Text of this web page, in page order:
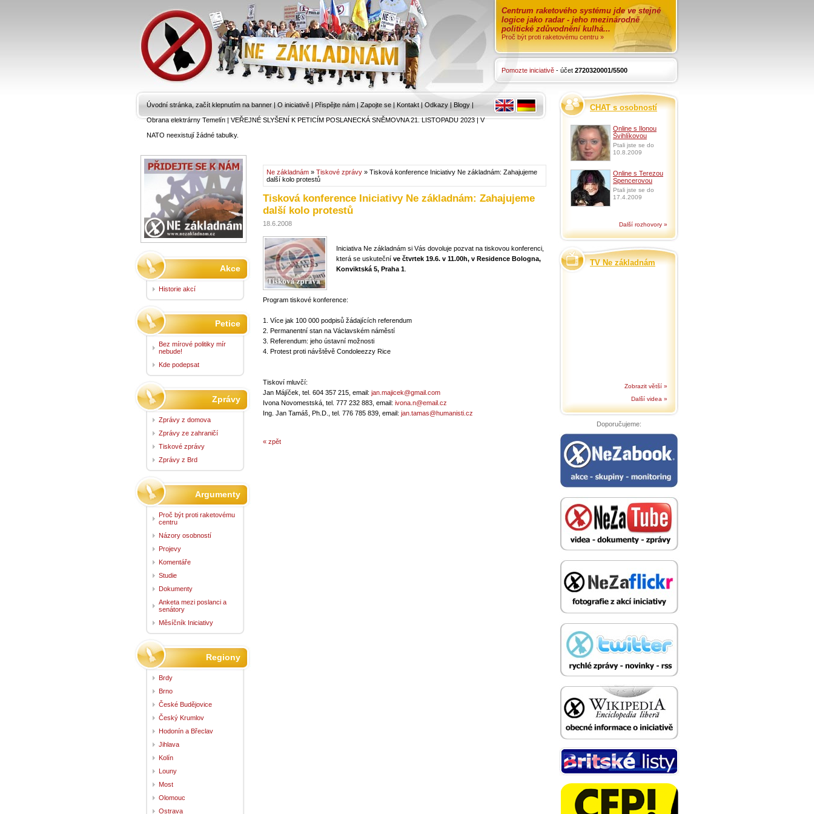
Centrum raketového systému jde ve stejné
logice jako radar - jeho mezinárodně
politické zdůvodnění kulhá...
Proč být proti raketovému centru »
Pomozte iniciativě - účet 2720320001/5500
Úvodní stránka, začít klepnutím na banner | O iniciativě | Přispějte nám | Zapojte se | Kontakt | Odkazy | Blogy |
Obrana elektrárny Temelín|VEŘEJNÉ SLYŠENÍ K PETICÍM POSLANECKÁ SNĚMOVNA 21. LISTOPADU 2023|V
NATO neexistují žádné tabulky.
Ne základnám » Tiskové zprávy » Tisková konference Iniciativy Ne základnám: Zahajujeme
další kolo protestů
Tisková konference Iniciativy Ne základnám: Zahajujeme
další kolo protestů
18.6.2008
Iniciativa Ne základnám si Vás dovoluje pozvat na tiskovou konferenci,
která se uskuteční ve čtvrtek 19.6. v 11.00h, v Residence Bologna,
Konviktská 5, Praha 1
Program tiskové konference:
1. Více jak 100 000 podpisů žádajících referendum
2. Permanentní stan na Václavském náměstí
3. Referendum: jeho ústavní možnosti
4. Protest proti návštěvě Condoleezzy Rice
Tiskoví mluvčí:
Jan Májíček, tel. 604 357 215, email: jan.majicek@gmail.com
Ivona Novomestská, tel. 777 232 883, email: ivona.n@email.cz
Ing. Jan Tamáš, Ph.D., tel. 776 785 839, email: jan.tamas@humanisti.cz
« zpět
Akce
Historie akcí
Petice
Bez mírové politiky mír
nebude!
Kde podepsat
Zprávy
Zprávy z domova
Zprávy ze zahraničí
Tiskové zprávy
Zprávy z Brd
Argumenty
Proč být proti raketovému
centru
Názory osobností
Projevy
Komentáře
Studie
Dokumenty
Anketa mezi poslanci a
senátory
Měsíčník Iniciativy
Regiony
Brdy
Brno
České Budějovice
Český Krumlov
Hodonín a Břeclav
Jihlava
Kolín
Louny
Most
Olomouc
Ostrava
CHAT s osobností
Online s Ilonou
Švihlíkovou
Ptali jste se do
10.8.2009
Online s Terezou
Spencerovou
Ptali jste se do
17.4.2009
Další rozhovory »
TV Ne základnám
Zobrazit větší »
Další videa »
Doporučujeme: